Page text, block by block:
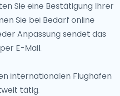
Sie eine Bestätigung Ihrer
Sie bei Bedarf online
Anpassung sendet das
E-Mail.
internationalen Flughäfen
tätig.